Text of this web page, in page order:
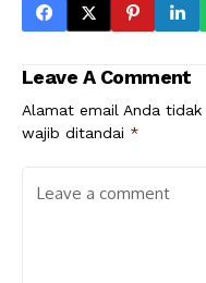
Leave A Comment
Alamat email Anda tidak
wajib ditandai *